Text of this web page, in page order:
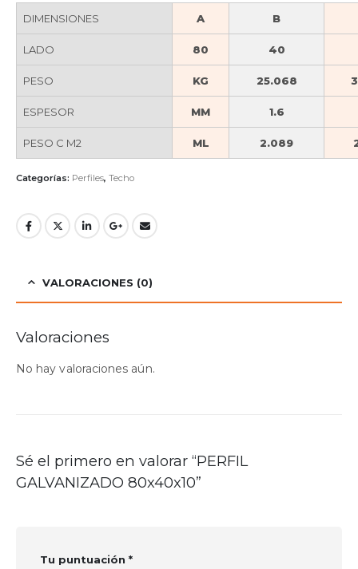
DIMENSIONES A B
LADO 80 40
PESO KG 25.068
ESPESOR MM 1.6
PESO C M2 ML 2.089
Categorías: Perfiles, Techo
VALORACIONES (0)
Valoraciones
No hay valoraciones aún.
Sé el primero en valorar “PERFIL
GALVANIZADO 80x40x10”
Tu puntuación *